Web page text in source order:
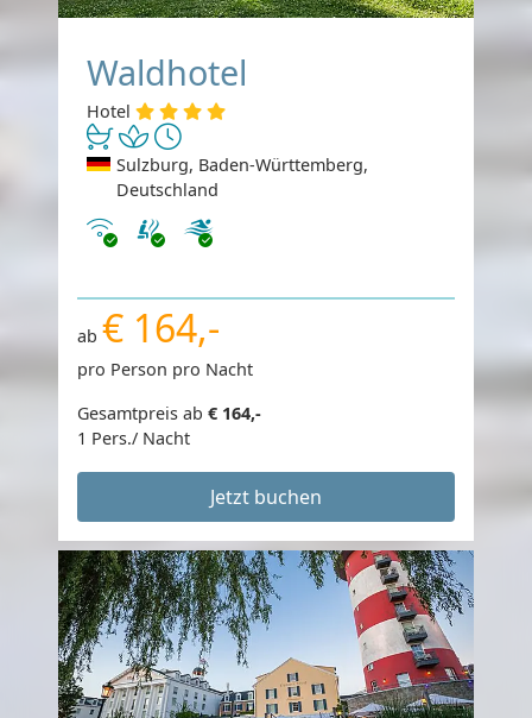
Ihre Privatsphäre ist uns
wichtig
Waldhotel
Hotel
Sulzburg, Baden-Württemberg,
Deutschland
Internet
ab € 164,-
pro Person pro Nacht
Gesamtpreis ab € 164,-
1 Pers./ Nacht
Jetzt buchen